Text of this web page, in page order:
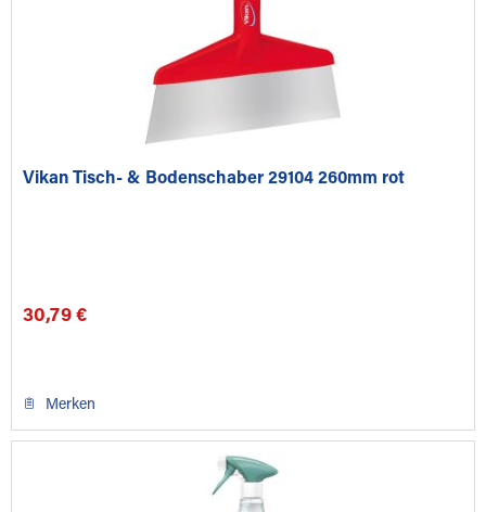
Vikan Tisch- & Bodenschaber 29104 260mm rot
30,79 €
Merken